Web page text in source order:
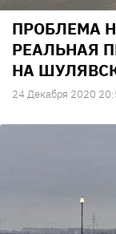
ПРОБЛЕМА
РЕАЛЬНАЯ
НА
24 Декабря 2020